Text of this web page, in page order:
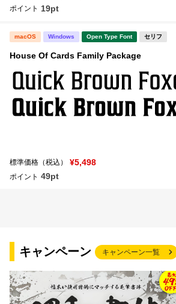
ポイント 19pt
macOS Windows Open Type Font セリフ
House Of Cards Family Package
標準価格（税込） ¥5,498
ポイント 49pt
キャンペーン キャンペーン一覧